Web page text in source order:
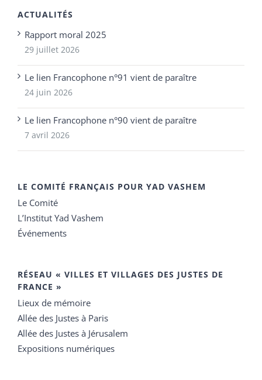
ACTUALITÉS
Rapport moral 2025
29 juillet 2026
Le lien Francophone n°91 vient de paraître
24 juin 2026
Le lien Francophone n°90 vient de paraître
7 avril 2026
LE COMITÉ FRANÇAIS POUR YAD VASHEM
Le Comité
L’Institut Yad Vashem
Événements
RÉSEAU « VILLES ET VILLAGES DES JUSTES DE
FRANCE »
Lieux de mémoire
Allée des Justes à Paris
Allée des Justes à Jérusalem
Expositions numériques